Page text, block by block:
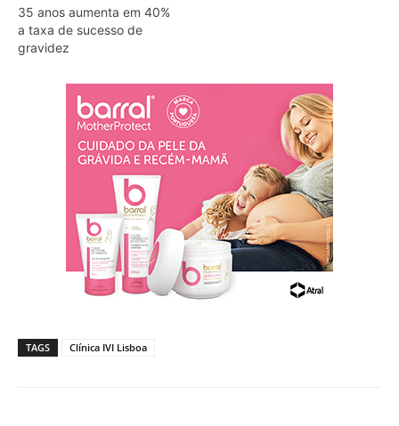
35 anos aumenta em 40%
a taxa de sucesso de
gravidez
TAGS Clínica IVI Lisboa